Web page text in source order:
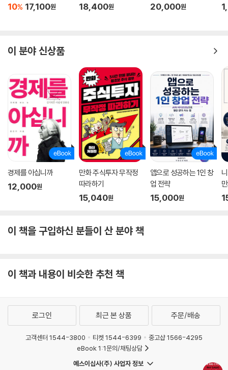
10% 17,100원 18,400원 20,000원
이 분야 신상품
경제를 아십니까
12,000원
만화 주식투자 무작정
따라하기
15,040원
앱으로 성공하는 1인 창
업 전략
15,000원
이 책을 구입하신 분들이 산 분야 책
이 책과 내용이 비슷한 추천 책
로그인 최근 본 상품 주문/배송
고객센터 1544-3800 티켓 1544-6399
중고샵 1566-4295
eBook 1:1문의/채팅상담
예스이십사(주) 사업자 정보